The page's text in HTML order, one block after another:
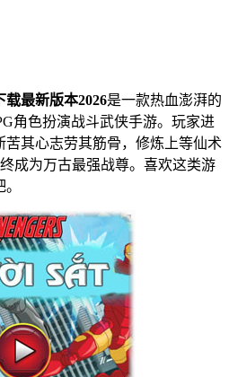
最新版本2026是一款热血澎湃的
角色扮演战斗武侠手游。玩家进
苦其心志劳其筋骨，修炼上等仙术
成为万古最强战尊。喜欢这类游